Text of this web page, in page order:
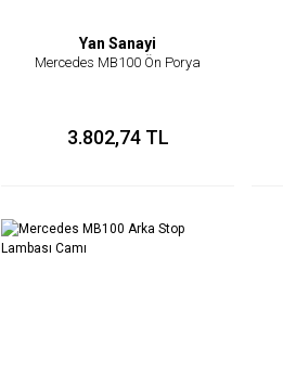
Yan Sanayi
Mercedes MB100 Ön Porya
3.802,74 TL